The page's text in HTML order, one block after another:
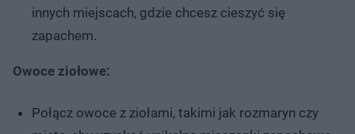
innych miejscach, gdzie chcesz cieszyć się
zapachem.
Owoce ziołowe:
Połącz owoce z ziołami, takimi jak rozmaryn czy